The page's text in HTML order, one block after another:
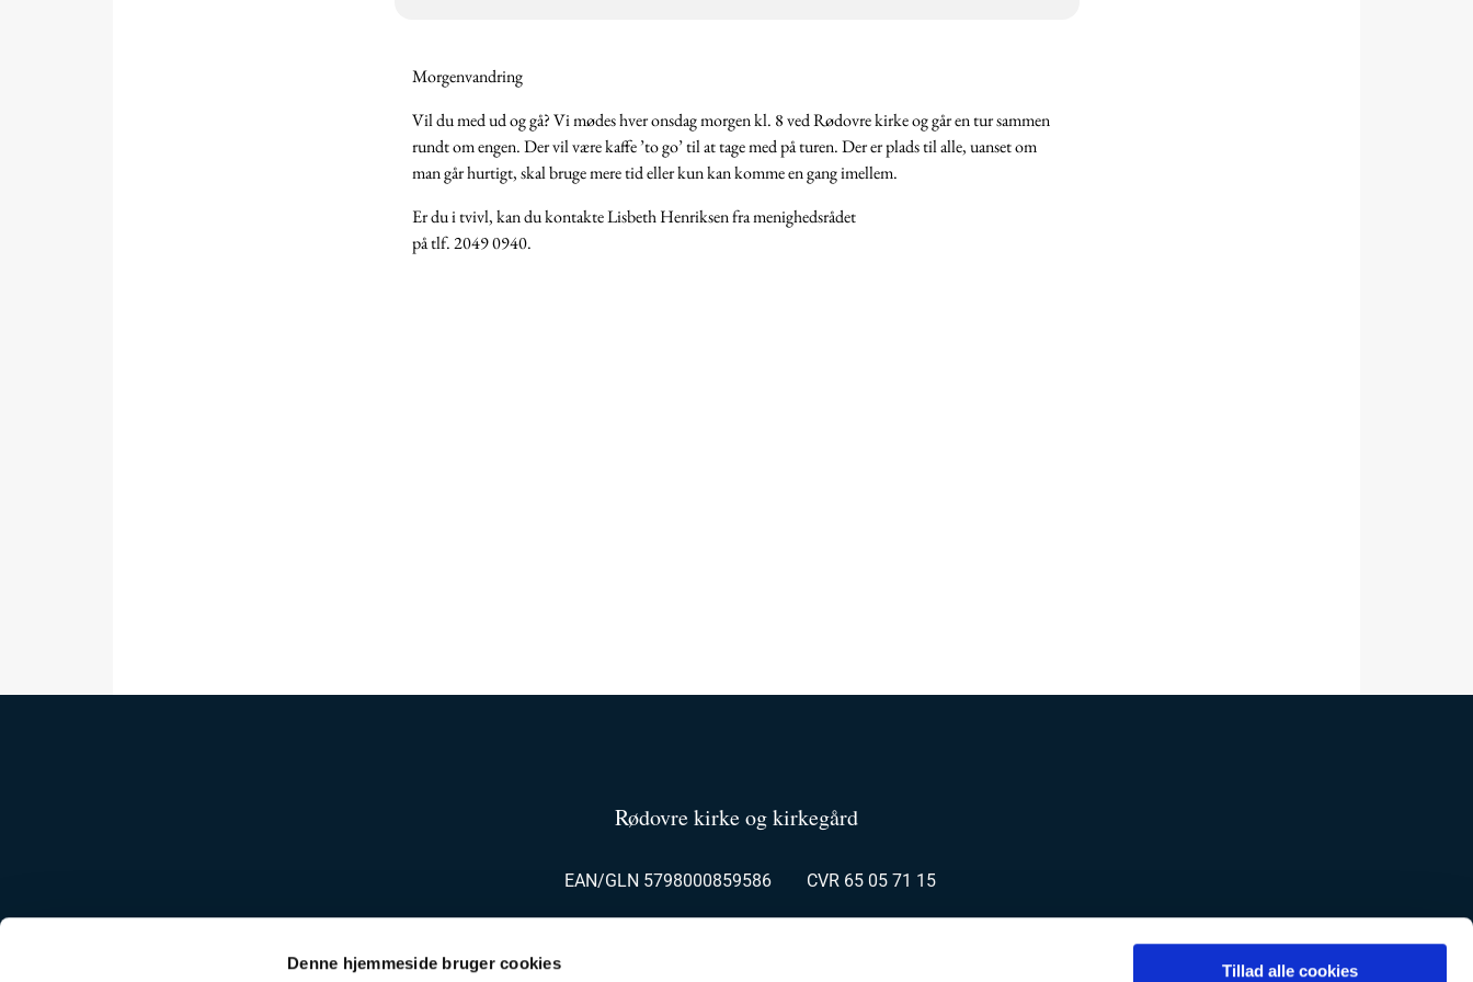
Denne hjemmeside bruger cookies Tillad alle cookies
Morgenvandring
Vil du med ud og gå? Vi mødes hver onsdag morgen kl. 8 ved Rødovre kirke og går en tur sammen
rundt om engen. Der vil være kaffe ’to go’ til at tage med på turen. Der er plads til alle, uanset om
man går hurtigt, skal bruge mere tid eller kun kan komme en gang imellem.
Er du i tvivl, kan du kontakte Lisbeth Henriksen fra menighedsrådet
på tlf. 2049 0940.
Rødovre kirke og kirkegård
EAN/GLN 5798000859586 CVR 65 05 71 15
Rødovre kirkekontor Kirkesvinget 3, 2610 Rødovre roedovre.sogn@km.dk tlf. 36700205-1